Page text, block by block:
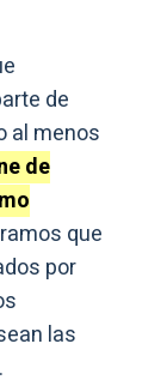
de
al menos
de
que
por
las